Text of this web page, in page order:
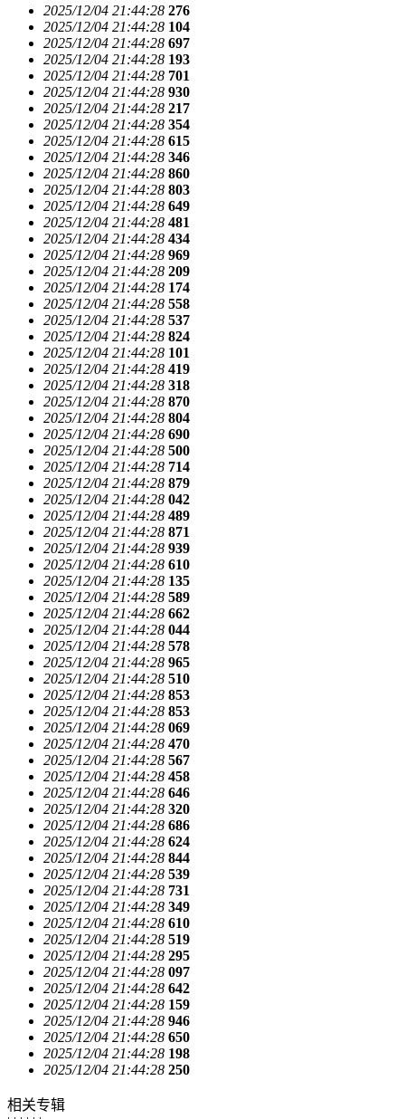
2025/12/04 21:44:28 276
2025/12/04 21:44:28 104
2025/12/04 21:44:28 697
2025/12/04 21:44:28 193
2025/12/04 21:44:28 701
2025/12/04 21:44:28 930
2025/12/04 21:44:28 217
2025/12/04 21:44:28 354
2025/12/04 21:44:28 615
2025/12/04 21:44:28 346
2025/12/04 21:44:28 860
2025/12/04 21:44:28 803
2025/12/04 21:44:28 649
2025/12/04 21:44:28 481
2025/12/04 21:44:28 434
2025/12/04 21:44:28 969
2025/12/04 21:44:28 209
2025/12/04 21:44:28 174
2025/12/04 21:44:28 558
2025/12/04 21:44:28 537
2025/12/04 21:44:28 824
2025/12/04 21:44:28 101
2025/12/04 21:44:28 419
2025/12/04 21:44:28 318
2025/12/04 21:44:28 870
2025/12/04 21:44:28 804
2025/12/04 21:44:28 690
2025/12/04 21:44:28 500
2025/12/04 21:44:28 714
2025/12/04 21:44:28 879
2025/12/04 21:44:28 042
2025/12/04 21:44:28 489
2025/12/04 21:44:28 871
2025/12/04 21:44:28 939
2025/12/04 21:44:28 610
2025/12/04 21:44:28 135
2025/12/04 21:44:28 589
2025/12/04 21:44:28 662
2025/12/04 21:44:28 044
2025/12/04 21:44:28 578
2025/12/04 21:44:28 965
2025/12/04 21:44:28 510
2025/12/04 21:44:28 853
2025/12/04 21:44:28 853
2025/12/04 21:44:28 069
2025/12/04 21:44:28 470
2025/12/04 21:44:28 567
2025/12/04 21:44:28 458
2025/12/04 21:44:28 646
2025/12/04 21:44:28 320
2025/12/04 21:44:28 686
2025/12/04 21:44:28 624
2025/12/04 21:44:28 844
2025/12/04 21:44:28 539
2025/12/04 21:44:28 731
2025/12/04 21:44:28 349
2025/12/04 21:44:28 610
2025/12/04 21:44:28 519
2025/12/04 21:44:28 295
2025/12/04 21:44:28 097
2025/12/04 21:44:28 642
2025/12/04 21:44:28 159
2025/12/04 21:44:28 946
2025/12/04 21:44:28 650
2025/12/04 21:44:28 198
2025/12/04 21:44:28 250
相关专辑